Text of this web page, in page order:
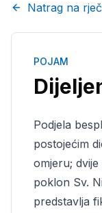
Natrag na
POJAM
Podjela
postojećim
omjeru;
poklon Sv.
predstavlja